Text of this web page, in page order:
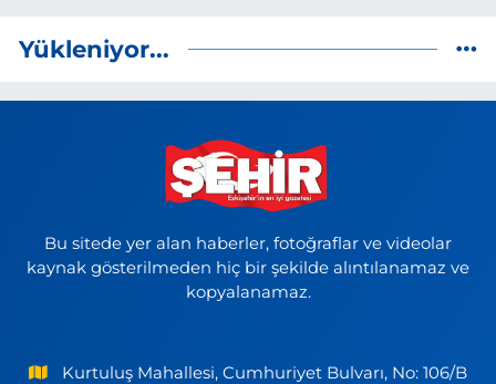
Yükleniyor...
Bu sitede yer alan haberler, fotoğraflar ve videolar
kaynak gösterilmeden hiç bir şekilde alıntılanamaz ve
kopyalanamaz.
Kurtuluş Mahallesi, Cumhuriyet Bulvarı, No: 106/B